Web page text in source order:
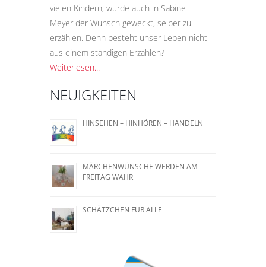
vielen Kindern, wurde auch in Sabine
Meyer der Wunsch geweckt, selber zu
erzählen. Denn besteht unser Leben nicht
aus einem ständigen Erzählen?
Weiterlesen...
NEUIGKEITEN
HINSEHEN – HINHÖREN – HANDELN
MÄRCHENWÜNSCHE WERDEN AM
FREITAG WAHR
SCHÄTZCHEN FÜR ALLE